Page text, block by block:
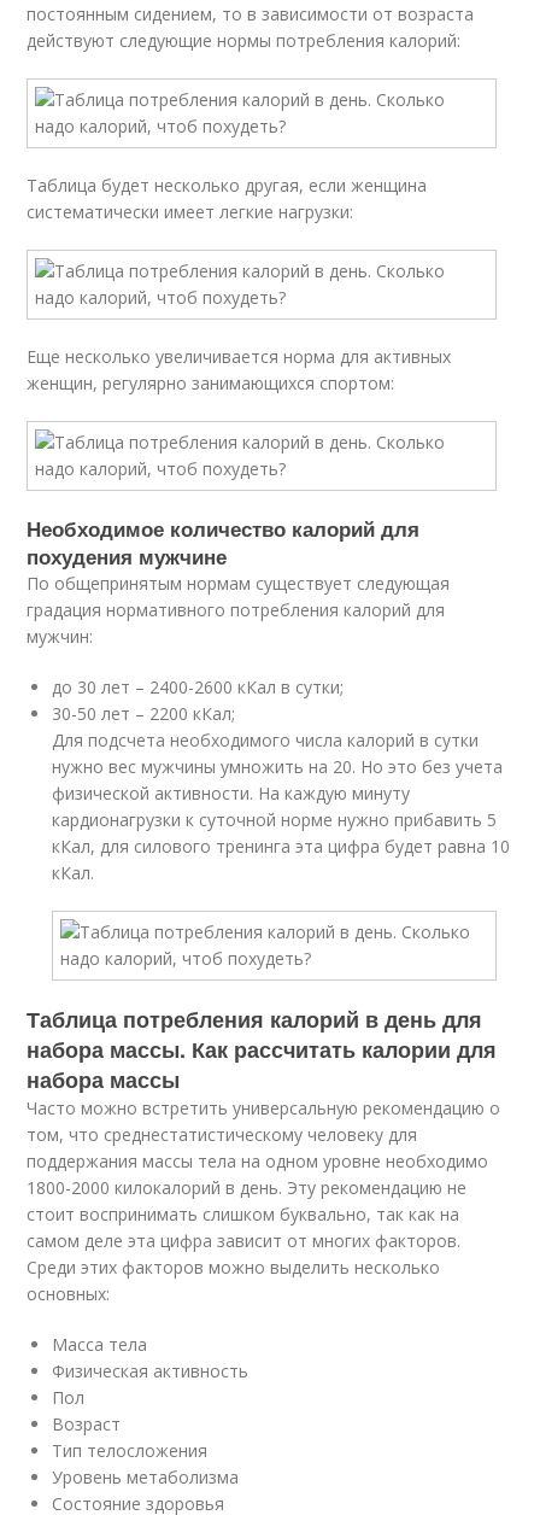
постоянным сидением, то в зависимости от возраста
действуют следующие нормы потребления калорий:
Таблица будет несколько другая, если женщина
систематически имеет легкие нагрузки:
Еще несколько увеличивается норма для активных
женщин, регулярно занимающихся спортом:
Необходимое количество калорий для
похудения мужчине
По общепринятым нормам существует следующая
градация нормативного потребления калорий для
мужчин:
до 30 лет – 2400-2600 кКал в сутки;
30-50 лет – 2200 кКал;
Для подсчета необходимого числа калорий в сутки
нужно вес мужчины умножить на 20. Но это без учета
физической активности. На каждую минуту
кардионагрузки к суточной норме нужно прибавить 5
кКал, для силового тренинга эта цифра будет равна 10
кКал.
Таблица потребления калорий в день для
набора массы. Как рассчитать калории для
набора массы
Часто можно встретить универсальную рекомендацию о
том, что среднестатистическому человеку для
поддержания массы тела на одном уровне необходимо
1800-2000 килокалорий в день. Эту рекомендацию не
стоит воспринимать слишком буквально, так как на
самом деле эта цифра зависит от многих факторов.
Среди этих факторов можно выделить несколько
основных:
Масса тела
Физическая активность
Пол
Возраст
Тип телосложения
Уровень метаболизма
Состояние здоровья